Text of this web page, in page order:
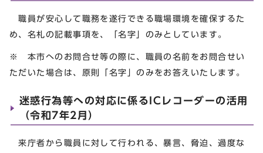
職員が安心して職務を遂行できる職場環境を確保するた
め、名札の記載事項を、「名字」のみとしています。
※ 本市へのお問合せ等の際に、職員の名前をお問合せい
ただいた場合は、原則「名字」のみをお答えいたします。
迷惑行為等への対応に係るICレコーダーの活用
（令和7年2月）
来庁者から職員に対して行われる、暴言、脅迫、過度な